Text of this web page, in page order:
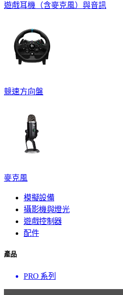
遊戲耳機（含麥克風）與音訊
競速方向盤
麥克風
模擬設備
攝影機與燈光
遊戲控制器
配件
產品
PRO 系列